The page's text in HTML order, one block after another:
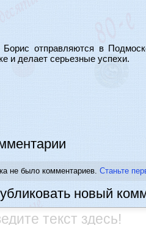
отправляются в
и делает серьезные успехи.
не было комментариев. Станьте
новый